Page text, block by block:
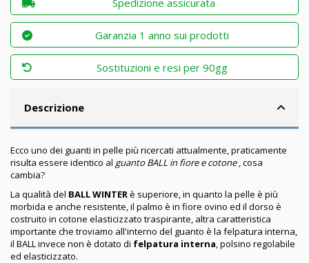
Garanzia 1 anno sui prodotti
Sostituzioni e resi per 90gg
Descrizione
Ecco uno dei guanti in pelle più ricercati attualmente, praticamente
risulta essere identico al guanto BALL in fiore e cotone, cosa
cambia?
La qualità del BALL WINTERè superiore, in quanto la pelle è più
morbida e anche resistente, il palmo è in fiore ovino ed il dorso è
costruito in cotone elasticizzato traspirante, altra caratteristica
importante che troviamo all'interno del guanto è la felpatura interna,
il BALL invece non è dotato di felpatura interna, polsino regolabile
ed elasticizzato.